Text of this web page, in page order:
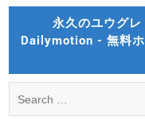
Skip
content
永久のユウグ
Dailymotion - 無料
for: